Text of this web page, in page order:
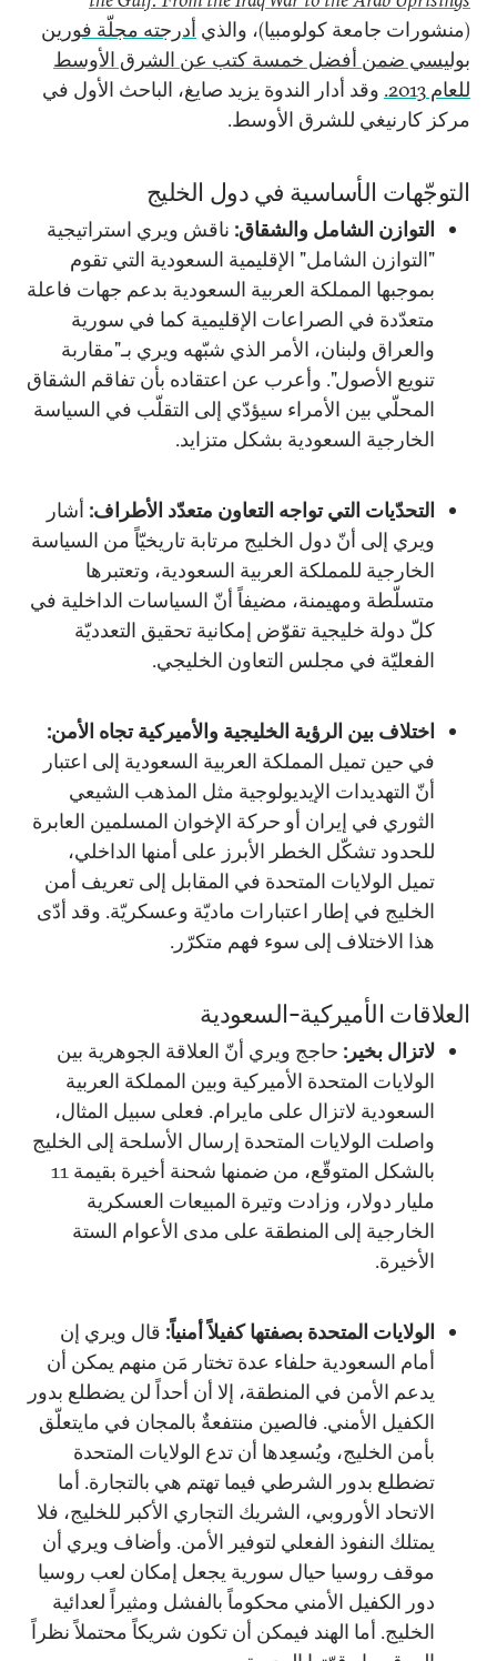
(منشورات جامعة كولومبيا)، والذي أدرجته مجلّة فورين
بوليسي ضمن أفضل خمسة كتب عن الشرق الأوسط
للعام 2013.
وقد أدار الندوة يزيد صايغ، الباحث الأول في
مركز كارنيغي للشرق الأوسط.
التوجّهات الأساسية في دول الخليج
التوازن الشامل والشقاق: ناقش ويري استراتيجية
"التوازن الشامل" الإقليمية السعودية التي تقوم
بموجبها المملكة العربية السعودية بدعم جهات فاعلة
متعدّدة في الصراعات الإقليمية كما في سورية
والعراق ولبنان، الأمر الذي شبّهه ويري بـ"مقاربة
تنويع الأصول". وأعرب عن اعتقاده بأن تفاقم الشقاق
المحلّي بين الأمراء سيؤدّي إلى التقلّب في السياسة
الخارجية السعودية بشكل متزايد.
التحدّيات التي تواجه التعاون متعدّد الأطراف: أشار
ويري إلى أنّ دول الخليج مرتابة تاريخيّاً من السياسة
الخارجية للمملكة العربية السعودية، وتعتبرها
متسلّطة ومهيمنة، مضيفاً أنّ السياسات الداخلية في
كلّ دولة خليجية تقوّض إمكانية تحقيق التعدديّة
الفعليّة في مجلس التعاون الخليجي.
اختلاف بين الرؤية الخليجية والأميركية تجاه الأمن:
في حين تميل المملكة العربية السعودية إلى اعتبار
أنّ التهديدات الإيديولوجية مثل المذهب الشيعي
الثوري في إيران أو حركة الإخوان المسلمين العابرة
للحدود تشكّل الخطر الأبرز على أمنها الداخلي،
تميل الولايات المتحدة في المقابل إلى تعريف أمن
الخليج في إطار اعتبارات ماديّة وعسكريّة. وقد أدّى
هذا الاختلاف إلى سوء فهم متكرّر.
العلاقات الأميركية-السعودية
لاتزال بخير: حاجج ويري أنّ العلاقة الجوهرية بين
الولايات المتحدة الأميركية وبين المملكة العربية
السعودية لاتزال على مايرام. فعلى سبيل المثال،
واصلت الولايات المتحدة إرسال الأسلحة إلى الخليج
بالشكل المتوقّع، من ضمنها شحنة أخيرة بقيمة 11
مليار دولار، وزادت وتيرة المبيعات العسكرية
الخارجية إلى المنطقة على مدى الأعوام الستة
الأخيرة.
الولايات المتحدة بصفتها كفيلاً أمنياً: قال ويري إن
أمام السعودية حلفاء عدة تختار مَن منهم يمكن أن
يدعم الأمن في المنطقة، إلا أن أحداً لن يضطلع بدور
الكفيل الأمني. فالصين منتفعةٌ بالمجان في مايتعلّق
بأمن الخليج، ويُسعِدها أن تدع الولايات المتحدة
تضطلع بدور الشرطي فيما تهتم هي بالتجارة. أما
الاتحاد الأوروبي، الشريك التجاري الأكبر للخليج، فلا
يمتلك النفوذ الفعلي لتوفير الأمن. وأضاف ويري أن
موقف روسيا حيال سورية يجعل إمكان لعب روسيا
دور الكفيل الأمني محكوماً بالفشل ومثيراً لعدائية
الخليج. أما الهند فيمكن أن تكون شريكاً محتملاً نظراً